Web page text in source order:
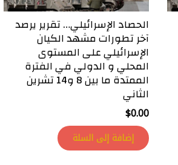
الحصاد الإسرائيلي… تقرير يرصد
آخر تطورات مشهد الكيان
الإسرائيلي على المستوى
المحلي و الدولي في الفترة
الممتدة ما بين 8 و14 تشرين
الثاني
$0.00
إضافة إلى السلة